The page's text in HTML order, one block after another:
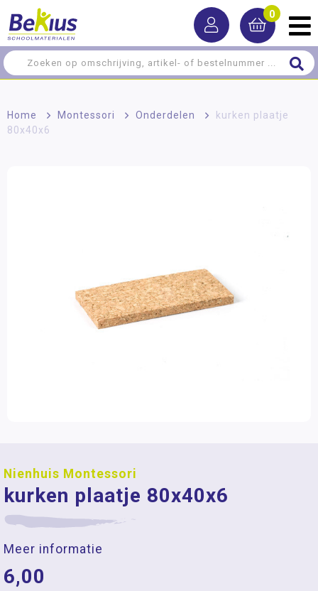
0
Home > Montessori > Onderdelen >
kurken plaatje
80x40x6
Nienhuis Montessori
kurken plaatje 80x40x6
Meer informatie
6,00